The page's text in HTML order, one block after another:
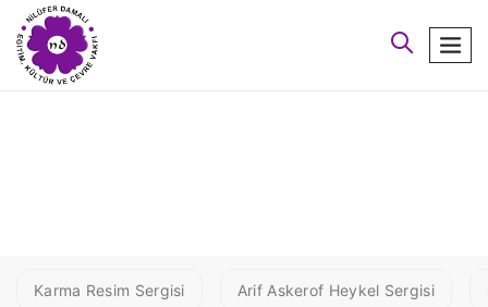
arayın
Karma Resim Sergisi Arif Askerof Heykel Sergisi